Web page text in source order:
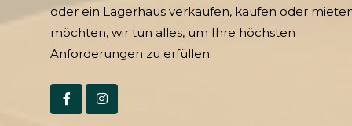
oder ein Lagerhaus verkaufen, kaufen oder
möchten, wir tun alles, um Ihre höchsten
Anforderungen zu erfüllen.